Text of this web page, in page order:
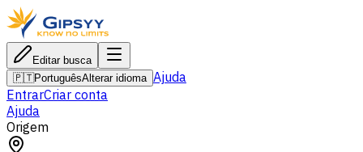
Editar busca
🇵🇹PortuguêsAlterar idioma Ajuda
EntrarCriar conta
Ajuda
Origem